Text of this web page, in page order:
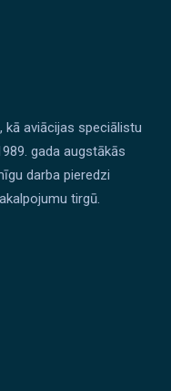
kā aviācijas speciālistu
gada augstākās
darba pieredzi
tirgū.